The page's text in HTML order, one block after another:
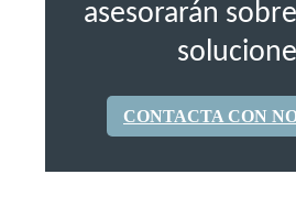
asesorarán
CONTACTA CON